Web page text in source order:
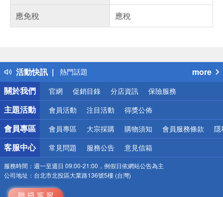
應免稅
應稅
活動快訊
得獎公告
熱門話題
銀行優惠
偏遠地區配送
詐騙網頁！請小心！
more
關於我們
官網 促銷目錄 分店資訊 保險服務
主題活動 會員活動 注目活動 得獎公佈
會員專區 會員專區 大宗採購 購物須知 會員服務條款 隱
客服中心 常見問題 服務公告 意見信箱
服務時間： 週一至週日 09:00-21:00，例假日依網站公告為主
公司地址： 台北市北投區大業路136號5樓 (台灣)